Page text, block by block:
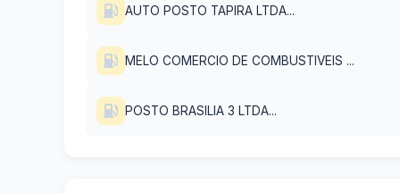
AUTO POSTO TAPIRA LTDA...
MELO COMERCIO DE COMBUSTIVEIS ...
POSTO BRASILIA 3 LTDA...